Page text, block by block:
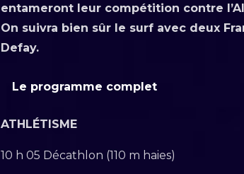
entameront leur compétition contre
On suivra bien sûr le surf avec deux
Defay.
Le programme complet
ATHLÉTISME
10 h 05 Décathlon (110 m haies)